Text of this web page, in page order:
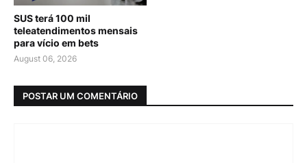
SUS terá 100 mil
teleatendimentos mensais
para vício em bets
August 06, 2026
POSTAR UM COMENTÁRIO